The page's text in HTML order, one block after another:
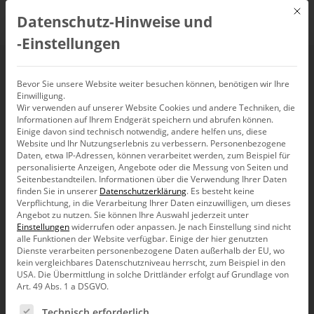
6.4.3
Release-News
Mit
Datenschutz-Hinweise und
‑Einstellungen
Bevor Sie unsere Website weiter besuchen können, benötigen wir Ihre
Einwilligung.
Wir verwenden auf unserer Website Cookies und andere Techniken, die
Informationen auf Ihrem Endgerät speichern und abrufen können.
Einige davon sind technisch notwendig, andere helfen uns, diese
Website und Ihr Nutzungserlebnis zu verbessern. Personenbezogene
Daten, etwa IP-Adressen, können verarbeitet werden, zum Beispiel für
personalisierte Anzeigen, Angebote oder die Messung von Seiten und
Seitenbestandteilen. Informationen über die Verwendung Ihrer Daten
finden Sie in unserer Datenschutzerklärung. Es besteht keine
Verpflichtung, in die Verarbeitung Ihrer Daten einzuwilligen, um dieses
Angebot zu nutzen.Sie können Ihre Auswahl jederzeit unter
Einstellungenwiderrufen oder anpassen. Je nach Einstellung sind nicht
alle Funktionen der Website verfügbar. Einige der hier genutzten
Dienste verarbeiten personenbezogene Daten außerhalb der EU, wo
kein vergleichbares Datenschutzniveau herrscht, zum Beispiel in den
USA. Die Übermittlung in solche Drittländer erfolgt auf Grundlage von
Art. 49 Abs. 1 a DSGVO.
Es folgt eine Liste der Service-Gruppen, für die eine